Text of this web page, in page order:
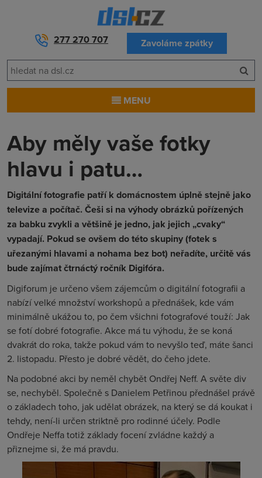
277 270 707 Zavoláme zpátky
MENU
Aby měly vaše fotky
hlavu i patu…
Digitální fotografie patří k domácnostem úplně stejně jako
televize a počítač. Češi si na výhody obrázků pořízených
za babku zvykli a většině je jedno, jak jejich „cvaky“
vypadají. Pokud se ovšem do této skupiny (fotek s
uřezanými hlavami a nohama bez bot) neřadíte, určitě vás
bude zajímat čtrnáctý ročník Digifóra.
Digiforum je určeno všem zájemcům o digitální fotografii a
nabízí velké množství workshopů a přednášek, kde vám
minimálně ukážou to, po čem všichni fotografové touží: Jak
se fotí dobré fotografie. Akce má tu výhodu, že se koná
dvakrát do roka, takže pokud vám to nevyšlo teď, máte šanci
2. listopadu. Přesto je dobré vědět, do čeho jdete.
Na podobné akci by neměl chybět Ondřej Neff. A světe div
se, nechyběl. Společně s Danielem Petřinou přednášel právě
o základech toho, jak udělat obrázek, na který se dá koukat i
tehdy, není-li určen striktně pro rodinné účely. Podle
Ondřeje Neffa totiž základy focení zvládne každý a
přiznejme si, že má pravdu.